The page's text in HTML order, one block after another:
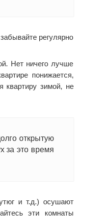
регулярно
Нет ничего лучше
понижается,
квартиру зимой, не
открытую
за это время
и т.д.) осушают
эти комнаты